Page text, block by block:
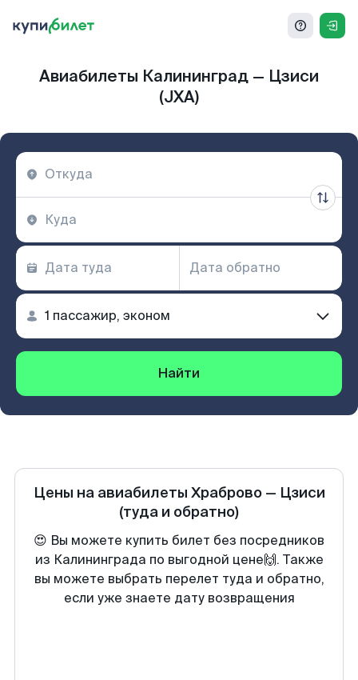
Авиабилеты Калининград — Цзиси
(JXA)
Найти
Цены на авиабилеты Храброво— Цзиси
(туда и обратно)
😍 Вы можете купить билет без посредников
из Калининграда по выгодной цене🙌. Также
вы можете выбрать перелет туда и обратно,
если уже знаете дату возвращения